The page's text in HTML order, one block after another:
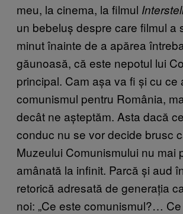
meu, la cinema, la filmul
un bebeluș despre care filmul a
minut înainte de a apărea
găunoasă, că este nepotul lui
principal. Cam așa va fi și cu ce
comunismul pentru România,
decât ne așteptăm. Asta dacă
conduc nu se vor decide brusc
Muzeului Comunismului nu mai
amânată la infinit. Parcă și aud
retorică adresată de generația
noi: „Ce este comunismul?…